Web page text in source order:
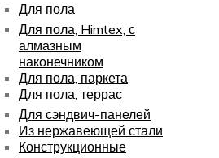
Для пола
Для пола, Himtex, с
алмазным
наконечником
Для пола, паркета
Для пола, террас
Для сэндвич-панелей
Из нержавеющей стали
Конструкционные